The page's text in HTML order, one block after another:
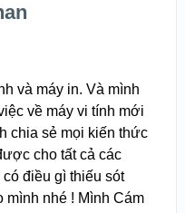
và máy in. Và mình
về máy vi tính mới
chia sẻ mọi kiến thức
cho tất cả các
điều gì thiếu sót
mình nhé ! Mình Cám